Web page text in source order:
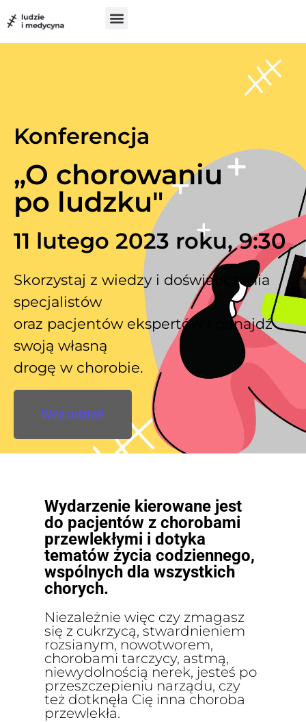
treści
Konferencja
„O chorowaniu
po ludzku"
11 lutego 2023 roku, 9:30
Skorzystaj z wiedzy i doświadczenia
specjalistów
oraz pacjentów ekspertów i odnajdź
swoją własną
drogę w chorobie.
Weź udział!
Wydarzenie kierowane jest
do pacjentów z chorobami
przewlekłymi i dotyka
tematów życia codziennego,
wspólnych dla wszystkich
chorych.
Niezależnie więc czy zmagasz
się z cukrzycą, stwardnieniem
rozsianym, nowotworem,
chorobami tarczycy, astmą,
niewydolnością nerek, jesteś po
przeszczepieniu narządu, czy
też dotknęła Cię inna choroba
przewlekła.